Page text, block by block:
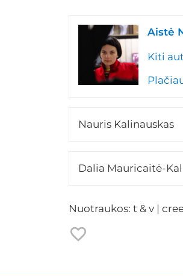
Aistė
Kiti
Nauris Kalinauskas
Dalia Mauricaitė-
Nuotraukos: t & v |